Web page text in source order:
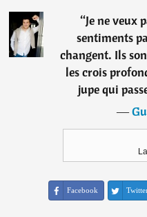
“Je ne veux
sentiments
changent. Ils
les crois
jupe qui
―
Facebook